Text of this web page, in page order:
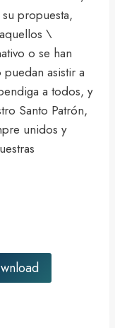
propuesta,
\
o se han
asistir a
a todos, y
Santo Patrón,
unidos y